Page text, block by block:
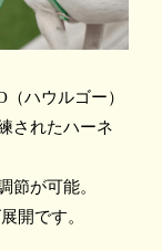
ハウルゴー）
されたハーネ
節が可能。
開です。